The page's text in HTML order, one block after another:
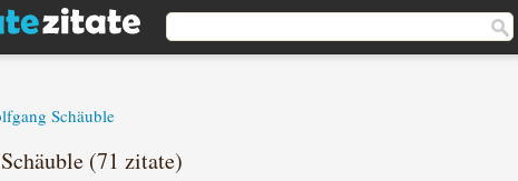
Schäuble
(71 zitate)